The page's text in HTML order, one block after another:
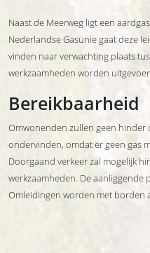
Naast de Meerweg ligt een
Nederlandse Gasunie gaat deze
vinden naar verwachting plaats
werkzaamheden worden
Bereikbaarheid
Omwonenden zullen geen
ondervinden, omdat er geen gas
Doorgaand verkeer zal mogelijk
werkzaamheden. De aanliggende
Omleidingen worden met borden